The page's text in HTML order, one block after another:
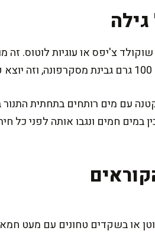
צ'יפס או עוגיות לוטוס. זה
עם מים רותחים בתחתית התנור
חמים ונגבו אותה לפני כל
או בשקדים טחונים עם מעט